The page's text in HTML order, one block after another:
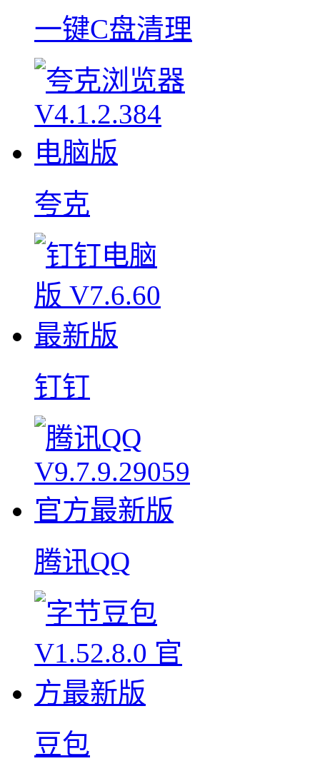
一键C盘清理
夸克
钉钉
腾讯QQ
豆包